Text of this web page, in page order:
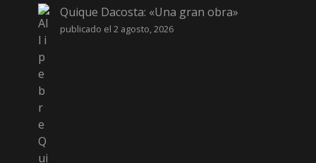
Quique Dacosta: «Una gran obra»
publicado el 2 agosto, 2026